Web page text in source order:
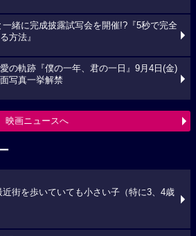
一緒に完成披露試写会を開催!?『5秒で完全
方法』
の軌跡『僕の一年、君の一日』9月4日(金)
写真一挙解禁
映画ニュースへ
近街を歩いていても小さい子（特に3、4歳